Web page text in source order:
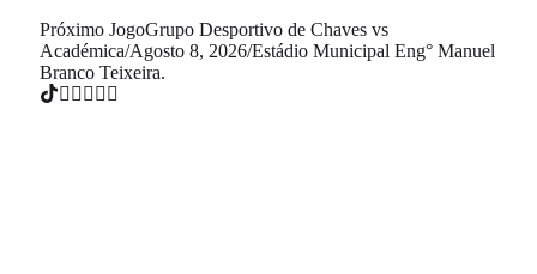
Próximo JogoGrupo Desportivo de Chaves vs
Académica/Agosto 8, 2026/Estádio Municipal Eng° Manuel
Branco Teixeira.